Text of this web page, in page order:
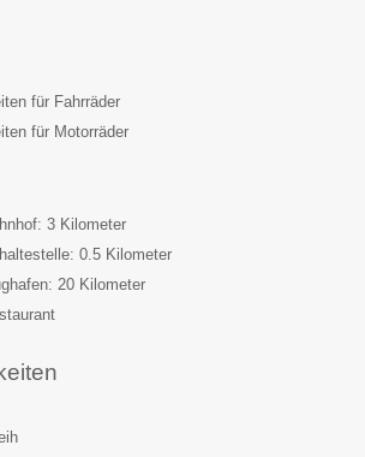
für Fahrräder
für Motorräder
3 Kilometer
0.5 Kilometer
20 Kilometer